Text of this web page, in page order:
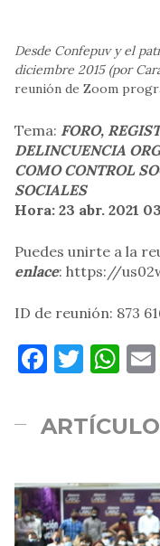
Desde Confepuv y el
diciembre 2015 (por
reunión de Zoom
Tema: FORO,
DELINCUENCIA
COMO CONTROL
SOCIALES
Hora: 23 abr. 2021
Puedes unirte a la
enlace: https://
ID de reunión: 873